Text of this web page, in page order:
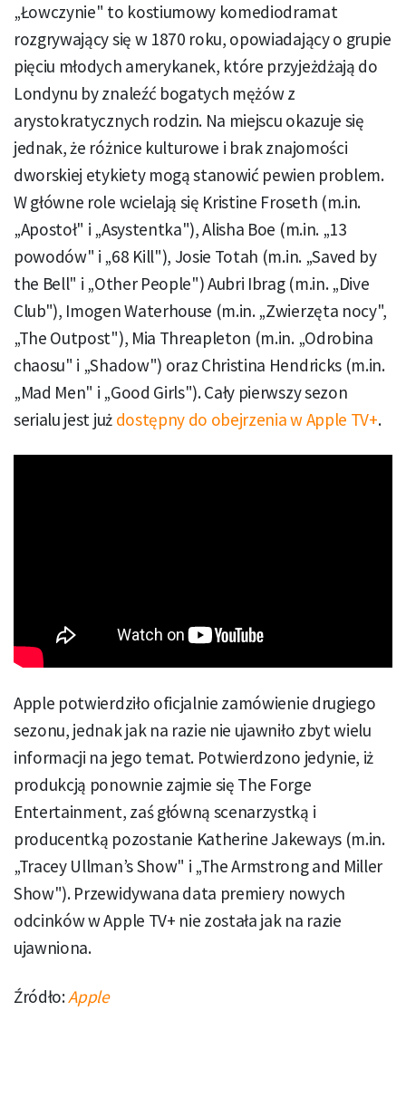
„Łowczynie" to kostiumowy komediodramat
rozgrywający się w 1870 roku, opowiadający o grupie
pięciu młodych amerykanek, które przyjeżdżają do
Londynu by znaleźć bogatych mężów z
arystokratycznych rodzin. Na miejscu okazuje się
jednak, że różnice kulturowe i brak znajomości
dworskiej etykiety mogą stanowić pewien problem.
W główne role wcielają się Kristine Froseth (m.in.
„Apostoł" i „Asystentka"), Alisha Boe (m.in. „13
powodów" i „68 Kill"), Josie Totah (m.in. „Saved by
the Bell" i „Other People") Aubri Ibrag (m.in. „Dive
Club"), Imogen Waterhouse (m.in. „Zwierzęta nocy",
„The Outpost"), Mia Threapleton (m.in. „Odrobina
chaosu" i „Shadow") oraz Christina Hendricks (m.in.
„Mad Men" i „Good Girls"). Cały pierwszy sezon
serialu jest już dostępny do obejrzenia w Apple TV+.
Apple potwierdziło oficjalnie zamówienie drugiego
sezonu, jednak jak na razie nie ujawniło zbyt wielu
informacji na jego temat. Potwierdzono jedynie, iż
produkcją ponownie zajmie się The Forge
Entertainment, zaś główną scenarzystką i
producentką pozostanie Katherine Jakeways (m.in.
„Tracey Ullman’s Show" i „The Armstrong and Miller
Show"). Przewidywana data premiery nowych
odcinków w Apple TV+ nie została jak na razie
ujawniona.
Źródło:Apple